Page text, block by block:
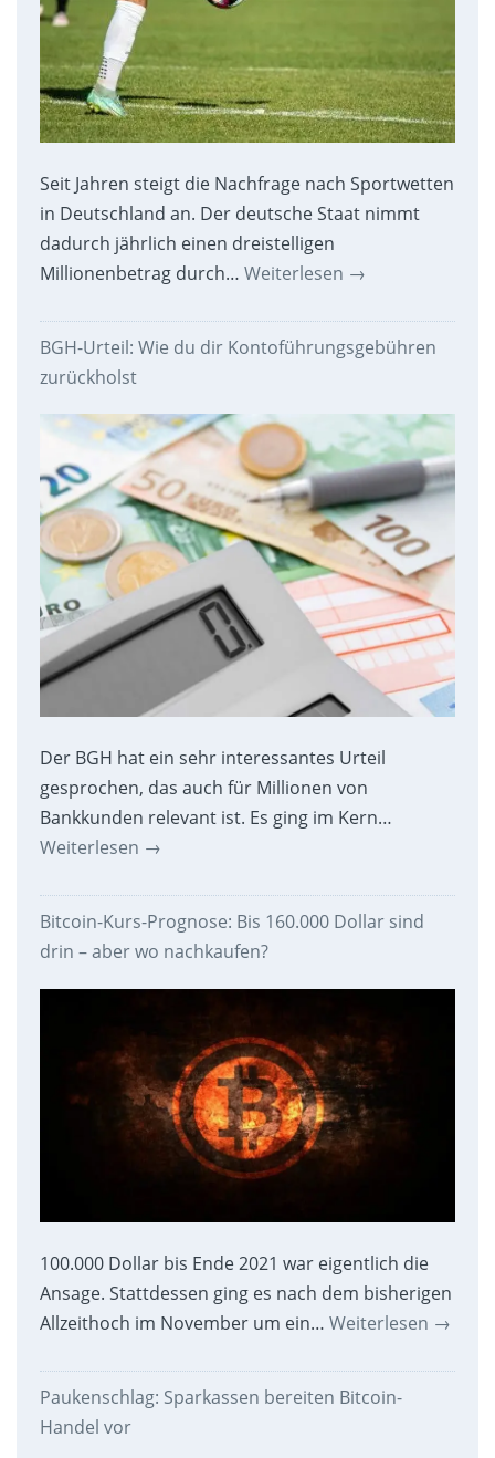
Seit Jahren steigt die Nachfrage nach Sportwetten
in Deutschland an. Der deutsche Staat nimmt
dadurch jährlich einen dreistelligen
Millionenbetrag durch… Weiterlesen →
BGH-Urteil: Wie du dir Kontoführungsgebühren
zurückholst
Der BGH hat ein sehr interessantes Urteil
gesprochen, das auch für Millionen von
Bankkunden relevant ist. Es ging im Kern…
Weiterlesen →
Bitcoin-Kurs-Prognose: Bis 160.000 Dollar sind
drin – aber wo nachkaufen?
100.000 Dollar bis Ende 2021 war eigentlich die
Ansage. Stattdessen ging es nach dem bisherigen
Allzeithoch im November um ein… Weiterlesen →
Paukenschlag: Sparkassen bereiten Bitcoin-
Handel vor